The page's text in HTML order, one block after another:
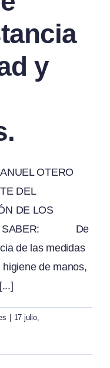
y
OTERO
DEL
DE LOS
SABER: De
de las medidas
de manos,
17 julio,